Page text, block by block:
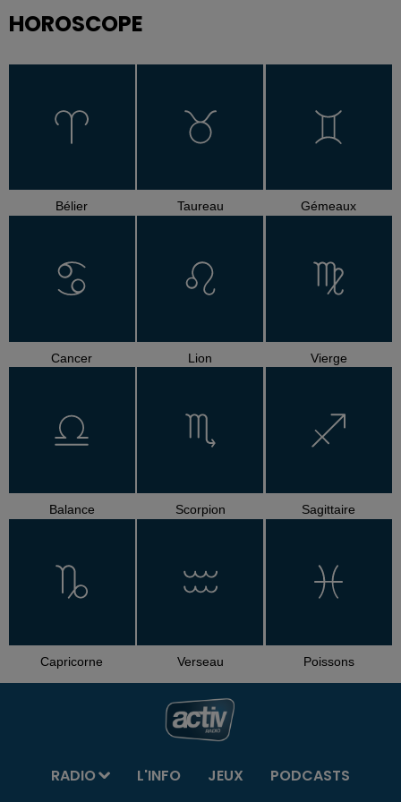
HOROSCOPE
Bélier Taureau Gémeaux
Cancer Lion Vierge
Balance Scorpion Sagittaire
Capricorne Verseau Poissons
RADIO L'INFO JEUX PODCASTS